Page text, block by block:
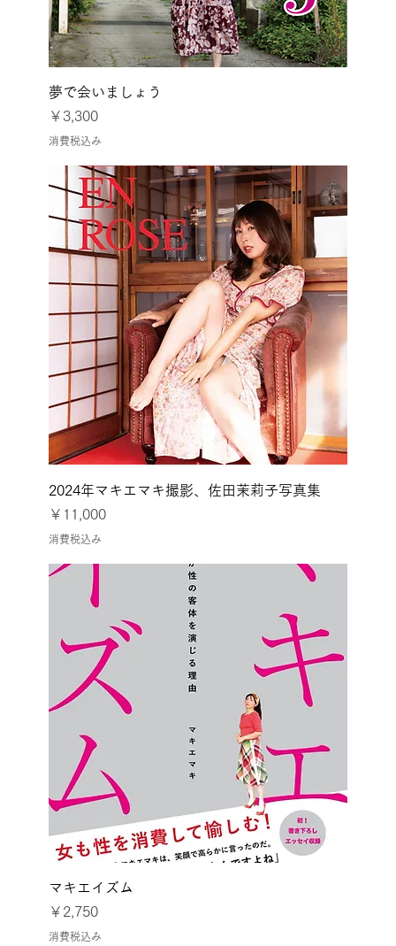
夢で会いましょう
価格
￥3,300
消費税込み
2024年マキエマキ撮影、佐田茉莉子写真集
価格
￥11,000
消費税込み
マキエイズム
価格
￥2,750
消費税込み